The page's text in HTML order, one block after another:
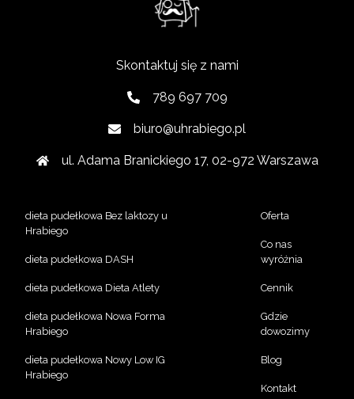
Skontaktuj się z nami
789 697 709
biuro@uhrabiego.pl
ul. Adama Branickiego 17, 02-972 Warszawa
dieta pudełkowa Bez laktozy u
Hrabiego
dieta pudełkowa DASH
dieta pudełkowa Dieta Atlety
dieta pudełkowa Nowa Forma
Hrabiego
dieta pudełkowa Nowy Low IG
Hrabiego
Oferta
Co nas
wyróżnia
Cennik
Gdzie
dowozimy
Blog
Kontakt